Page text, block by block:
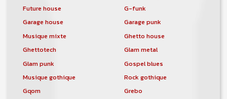
Future house
G-funk
Garage house
Garage punk
Musique mixte
Ghetto house
Ghettotech
Glam metal
Glam punk
Gospel blues
Musique gothique
Rock gothique
Gqom
Grebo